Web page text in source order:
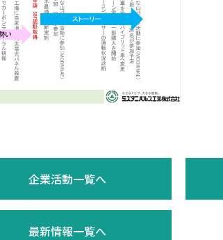
企業活動一覧へ
最新情報一覧へ